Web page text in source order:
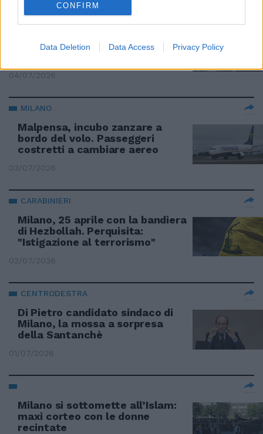
CONFIRM
Data Deletion Data Access Privacy Policy
CHOC A MILANO
schiena e addome. L'aggressore
04/07/2026
MILANO
Malpensa, incubo zanzare a
bordo del volo. Passeggeri
costretti a cambiare aereo
03/07/2026
CARABINIERI
Milano, 25 aprile con la bandiera
di Hezbollah. Perquisita:
"Istigazione al terrorismo"
02/07/2026
CENTRODESTRA
Di Pietro candidato sindaco di
Milano, la mossa a sorpresa
della Santanchè
01/07/2026
Milano si sottomette all’Islam:
maxi corteo con le donne
recintate